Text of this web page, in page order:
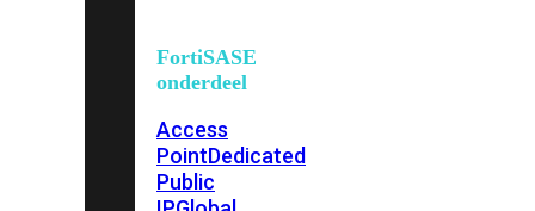
FortiSASE
onderdeel
Access
PointDedicated
Public